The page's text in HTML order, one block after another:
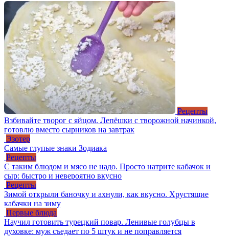
Рецепты
Взбивайте творог с яйцом. Лепёшки с творожной начинкой,
готовлю вместо сырников на завтрак
Эзотер
Самые глупые знаки Зодиака
Рецепты
С таким блюдом и мясо не надо. Просто натрите кабачок и
сыр: быстро и невероятно вкусно
Рецепты
Зимой открыли баночку и ахнули, как вкусно. Хрустящие
кабачки на зиму
Первые блюда
Научил готовить турецкий повар. Ленивые голубцы в
духовке: муж съедает по 5 штук и не поправляется